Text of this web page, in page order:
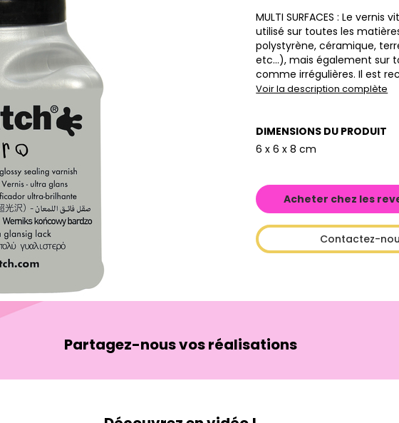
MULTI SURFACES : Le
utilisé sur toutes les
polystyrène, céramique,
etc…), mais également sur
comme irrégulières. Il est
Voir la description complète
DIMENSIONS DU PRODUIT
6 x 6 x 8 cm
Acheter chez les
Contactez-
Partagez-nous vos réalisations